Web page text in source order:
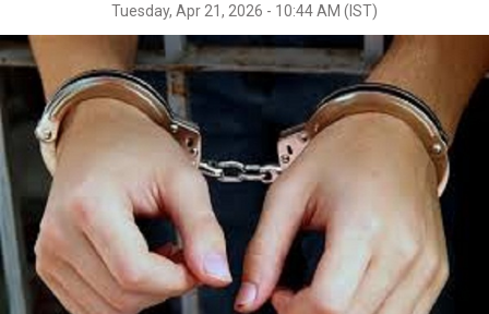
Tuesday, Apr 21, 2026 - 10:44 AM (IST)